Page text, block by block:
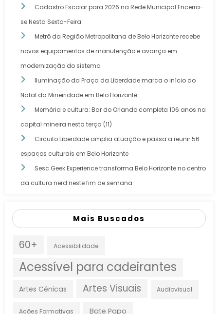
Cadastro Escolar para 2026 na Rede Municipal Encerra-
se Nesta Sexta-Feira
Metrô da Região Metropolitana de Belo Horizonte recebe
novos equipamentos de manutenção e avança em
modernização do sistema
Iluminação da Praça da Liberdade marca o início do
Natal da Mineiridade em Belo Horizonte
Memória e cultura: Bar do Orlando completa 106 anos na
capital mineira nesta terça (11)
Circuito Liberdade amplia atuação e passa a reunir 56
espaços culturais em Belo Horizonte
Sesc Geek Experience transforma Belo Horizonte no centro
da cultura nerd neste fim de semana
Mais Buscados
60+ Acessibilidade
Acessível para cadeirantes
Artes Cênicas Artes Visuais Audiovisual
Ações Formativas Bate Papo